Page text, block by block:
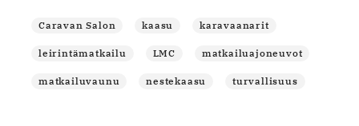
Caravan Salon kaasu karavaanarit
leirintämatkailu LMC matkailuajoneuvot
matkailuvaunu nestekaasu turvallisuus